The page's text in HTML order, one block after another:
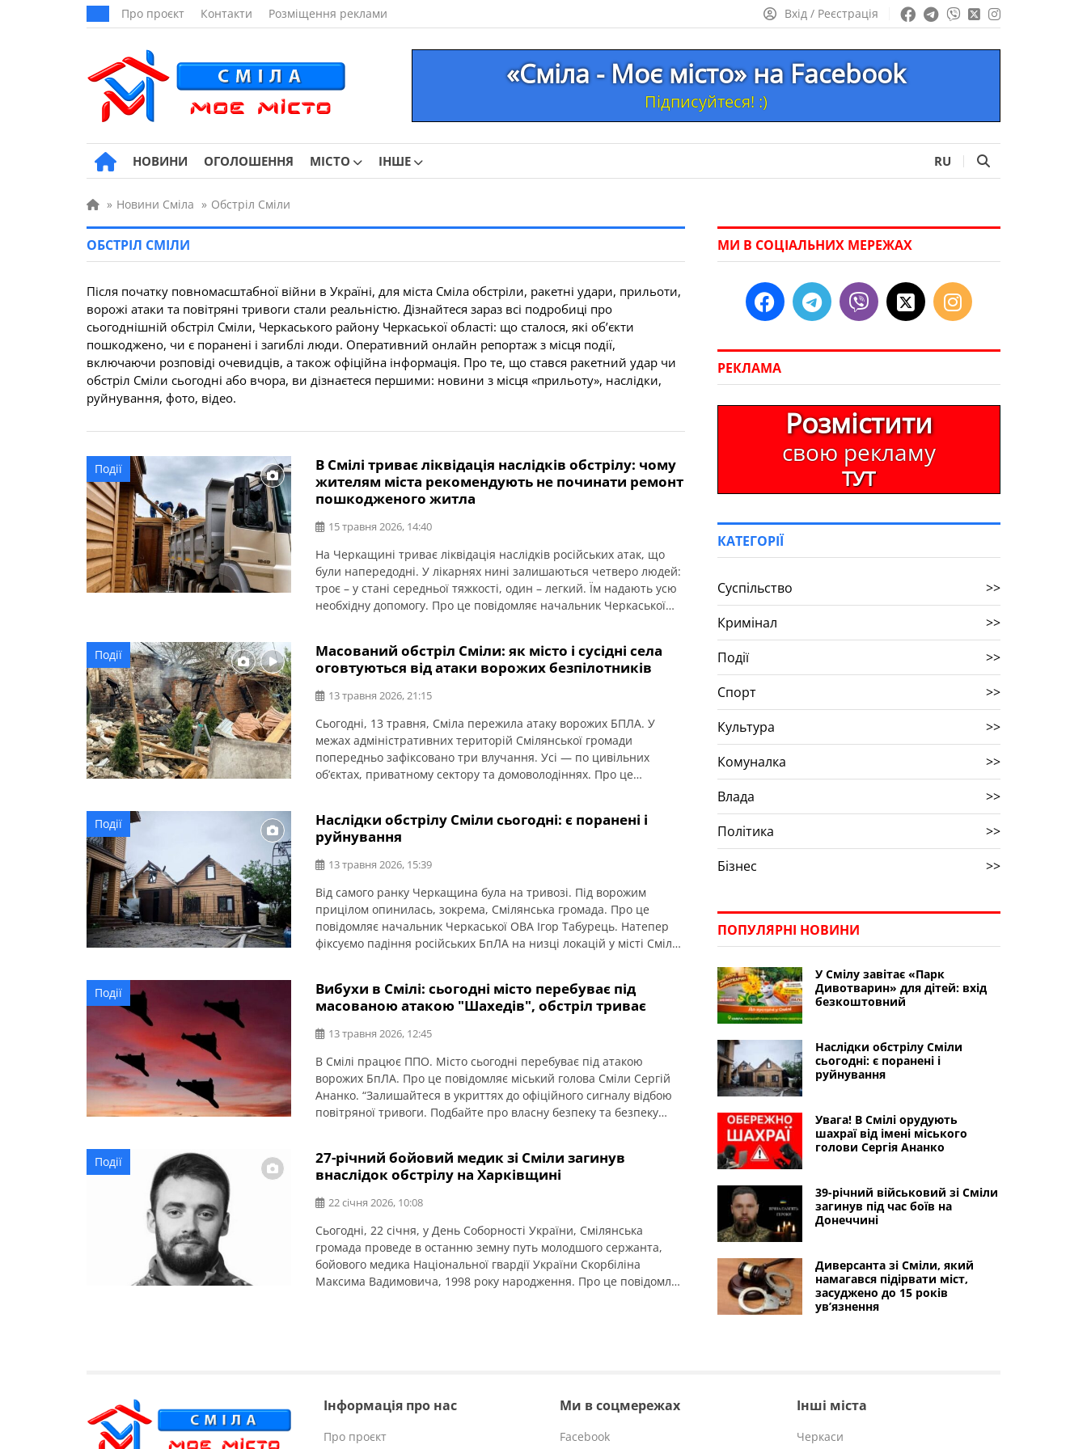
Про проєкт Контакти Розміщення реклами Вхід / Реєстрація
«Сміла - Моє місто» на Facebook
Підписуйтеся! :)
НОВИНИ ОГОЛОШЕННЯ МІСТО ІНШЕ RU
» Новини Сміла » Обстріл Сміли
ОБСТРІЛ СМІЛИ
Після початку повномасштабної війни в Україні, для міста Сміла обстріли, ракетні удари, прильоти,
ворожі атаки та повітряні тривоги стали реальністю. Дізнайтеся зараз всі подробиці про
сьогоднішній обстріл Сміли, Черкаського району Черкаської області: що сталося, які об’єкти
пошкоджено, чи є поранені і загиблі люди. Оперативний онлайн репортаж з місця події,
включаючи розповіді очевидців, а також офіційна інформація. Про те, що стався ракетний удар чи
обстріл Сміли сьогодні або вчора, ви дізнаєтеся першими: новини з місця «прильоту», наслідки,
руйнування, фото, відео.
Події
В Смілі триває ліквідація наслідків обстрілу: чому
жителям міста рекомендують не починати ремонт
пошкодженого житла
15 травня 2026, 14:40
На Черкащині триває ліквідація наслідків російських атак, що
були напередодні. У лікарнях нині залишаються четверо людей:
троє – у стані середньої тяжкості, один – легкий. Їм надають усю
необхідну допомогу. Про це повідомляє начальник Черкаської
квартальних комітетів приймають заяви від […]
Події
Масований обстріл Сміли: як місто і сусідні села
оговтуються від атаки ворожих безпілотників
13 травня 2026, 21:15
Сьогодні, 13 травня, Сміла пережила атаку ворожих БПЛА. У
межах адміністративних територій Смілянської громади
попередньо зафіксовано три влучання. Усі — по цивільних
об’єктах, приватному сектору та домоволодіннях. Про це
пошкодження домоволодінь і прилеглої території. Ще на одній
локації — […]
Події
Наслідки обстрілу Сміли сьогодні: є поранені і
руйнування
13 травня 2026, 15:39
Від самого ранку Черкащина була на тривозі. Під ворожим
прицілом опинилась, зокрема, Смілянська громада. Про це
повідомляє начальник Черкаської ОВА Ігор Табурець. Натепер
фіксуємо падіння російських БпЛА на низці локацій у місті Сміла
доправлені до лікарень. Їм […]
Події
Вибухи в Смілі: сьогодні місто перебуває під
масованою атакою "Шахедів", обстріл триває
13 травня 2026, 12:45
В Смілі працює ППО. Місто сьогодні перебуває під атакою
ворожих БпЛА. Про це повідомляє міський голова Сміли Сергій
Ананко. “Залишайтеся в укриттях до офіційного сигналу відбою
повітряної тривоги. Подбайте про власну безпеку та безпеку
використати будь-яку інформацію. Існує загроза […]
Події
27-річний бойовий медик зі Сміли загинув
внаслідок обстрілу на Харківщині
22 січня 2026, 10:08
Сьогодні, 22 січня, у День Соборності України, Смілянська
громада проведе в останню земну путь молодшого сержанта,
бойового медика Національної гвардії України Скорбіліна
Максима Вадимовича, 1998 року народження. Про це повідомляє
МИ В СОЦІАЛЬНИХ МЕРЕЖАХ
РЕКЛАМА
Розмістити
свою рекламу
ТУТ
КАТЕГОРІЇ
Суспільство
>>
Кримінал
>>
Події
>>
Спорт
>>
Культура
>>
Комуналка
>>
Влада
>>
Політика
>>
Бізнес
>>
ПОПУЛЯРНІ НОВИНИ
У Смілу завітає «Парк
Дивотварин» для дітей: вхід
безкоштовний
Наслідки обстрілу Сміли
сьогодні: є поранені і
руйнування
Увага! В Смілі орудують
шахраї від імені міського
голови Сергія Ананко
39-річний військовий зі Сміли
загинув під час боїв на
Донеччині
Диверсанта зі Сміли, який
намагався підірвати міст,
засуджено до 15 років
ув’язнення
Інформація про нас
Про проєкт
Ми в соцмережах
Facebook
Інші міста
Черкаси